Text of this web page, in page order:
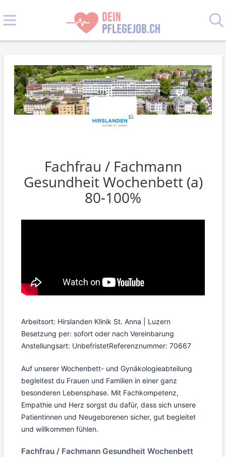
Fachfrau / Fachmann
Gesundheit Wochenbett (a)
80-100%
Arbeitsort: Hirslanden Klinik St. Anna | Luzern
Besetzung per: sofort oder nach Vereinbarung
Anstellungsart: UnbefristetReferenznummer: 70667
Auf unserer Wochenbett- und Gynäkologieabteilung
begleitest du Frauen und Familien in einer ganz
besonderen Lebensphase. Mit Fachkompetenz,
Empathie und Herz sorgst du dafür, dass sich unsere
Patientinnen und Neugeborenen sicher, gut begleitet
und willkommen fühlen.
Fachfrau / Fachmann Gesundheit Wochenbett